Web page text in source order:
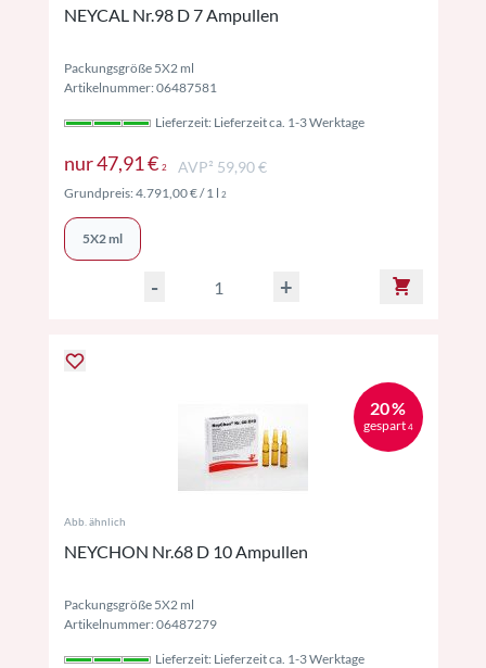
NEYCAL Nr.98 D 7 Ampullen
Packungsgröße 5X2 ml
Artikelnummer: 06487581
Lieferzeit: Lieferzeit ca. 1-3 Werktage
nur47,91 € 2Preise inkl. MwSt. ggf. zzgl. Versand
AVP² 59,90 €
Grundpreis:4.791,00 €/ 1 l 2Preise inkl. MwSt. ggf. zzgl. Versand
5X2 ml
- +
20 %
gespart 4
Abb. ähnlich
NEYCHON Nr.68 D 10 Ampullen
Packungsgröße 5X2 ml
Artikelnummer: 06487279
Lieferzeit: Lieferzeit ca. 1-3 Werktage